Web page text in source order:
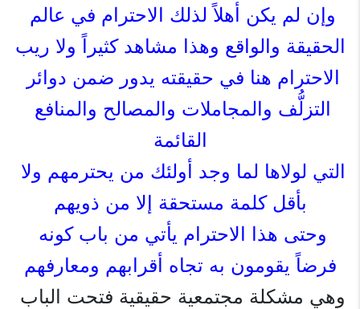
وإن لم يكن أهلاً لذلك الاحترام في عالم
الحقيقة والواقع وهذا مشاهد كثيراً ولا ريب
الاحترام هنا في حقيقته يدور ضمن دوائر
التزلُّف والمجاملات والمصالح والمنافع
القائمة
التي لولاها لما وجد أولئك من يحترمهم ولا
بأقل كلمة مستحقة إلا من ذويهم
وحتى هذا الاحترام يأتي من باب كونه
فرضاً يقومون به تجاه أقرابهم ومعارفهم
وهي مشكلة مجتمعية حقيقية فتحت الباب